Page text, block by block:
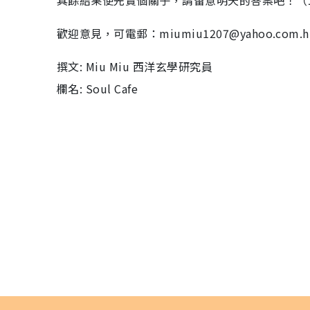
歡迎意見，可電郵：
撰文: Miu Miu 西洋玄學研究員
欄名: Soul Cafe